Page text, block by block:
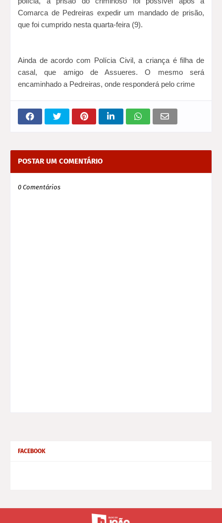
Comarca de Pedreiras expedir um mandado de prisão,
que foi cumprido nesta quarta-feira (9).
Ainda de acordo com Polícia Civil, a criança é filha de
casal, que amigo de Assueres. O mesmo será
encaminhado a Pedreiras, onde responderá pelo crime
POSTAR UM COMENTÁRIO
0 Comentários
FACEBOOK